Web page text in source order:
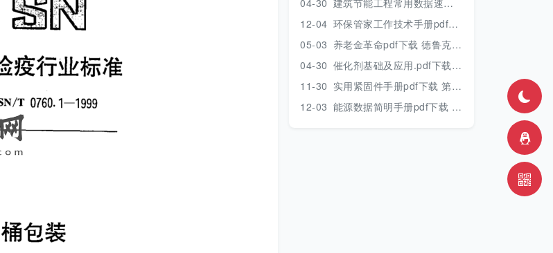
04-30 建筑节能工程常用数据速查手册.pdf下载 [陈慢勤著] 2010年版
12-04 环保管家工作技术手册pdf下载 2019年版
05-03 养老金革命pdf下载 德鲁克 著
04-30 催化剂基础及应用.pdf下载 [季生福 张谦温 赵彬侠编] 2011年版
11-30 实用紧固件手册pdf下载 第三版 2018年版
12-03 能源数据简明手册pdf下载 2017版